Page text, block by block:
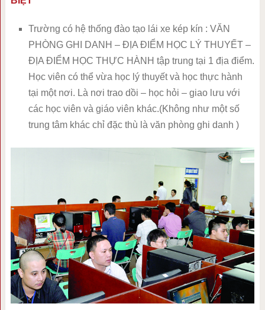
Trường có hệ thống đào tạo lái xe kép kín : VĂN
PHÒNG GHI DANH – ĐỊA ĐIỂM HỌC LÝ THUYẾT –
ĐỊA ĐIỂM HỌC THỰC HÀNH tập trung tại 1 địa điểm.
Học viên có thể vừa học lý thuyết và học thực hành
tại một nơi. Là nơi trao dồi – học hỏi – giao lưu với
các học viên và giáo viên khác.(Không như một số
trung tâm khác chỉ đặc thù là văn phòng ghi danh )